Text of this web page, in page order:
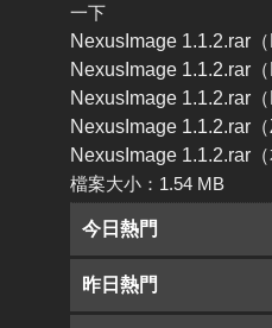
一下
NexusImage 1.1.2.rar
NexusImage 1.1.2.rar
NexusImage 1.1.2.rar（
NexusImage 1.1.2.rar
NexusImage 1.1.2.rar（
檔案大小：1.54 MB
今日熱門
昨日熱門